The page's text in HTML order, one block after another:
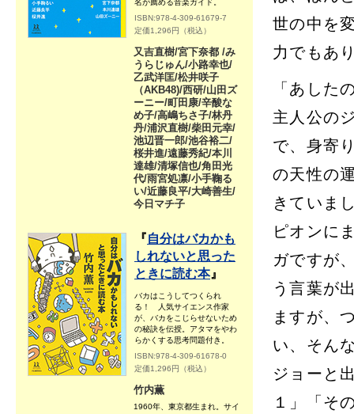
名が薦める音楽ガイド。
ISBN:978-4-309-61679-7
定価1,296円（税込）
又吉直樹/宮下奈都 /み
うらじゅん/小路幸也/
乙武洋匡/松井咲子
（AKB48)/西研/山田ズ
ーニー/町田康/辛酸な
め子/高嶋ちさ子/林丹
丹/浦沢直樹/柴田元幸/
池辺晋一郎/池谷裕二/
桜井進/遠藤秀紀/本川
達雄/清塚信也/角田光
代/雨宮処凛/小手鞠る
い/近藤良平/大崎善生/
今日マチ子
『自分はバカかも
しれないと思った
ときに読む本』
バカはこうしてつくられ
る！ 人気サイエンス作家
が、バカをこじらせないため
の秘訣を伝授。アタマをやわ
らかくする思考問題付き。
ISBN:978-4-309-61678-0
定価1,296円（税込）
竹内薫
1960年、東京都生まれ。サイ
世の中を
力でもあ
「あした
主人公の
で、身寄
の天性の
きていま
ピオンに
ガですが
う言葉が
ますが、
い、そん
ジョーと
１」「そ